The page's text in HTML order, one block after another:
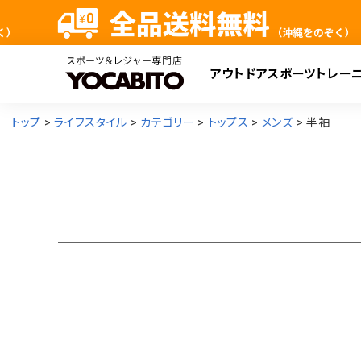
アウトドアスポーツ トレー
検
トップ ライフスタイル カテゴリー トップス メンズ 半袖